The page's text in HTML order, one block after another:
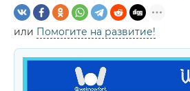
или Помогите на развитие!